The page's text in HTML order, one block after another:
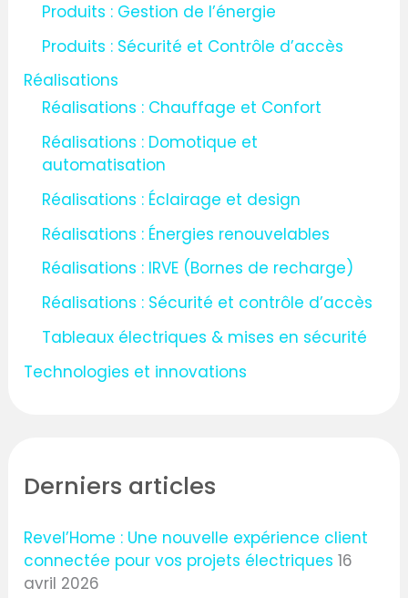
Produits : Gestion de l’énergie
Produits : Sécurité et Contrôle d’accès
Réalisations
Réalisations : Chauffage et Confort
Réalisations : Domotique et
automatisation
Réalisations : Éclairage et design
Réalisations : Énergies renouvelables
Réalisations : IRVE (Bornes de recharge)
Réalisations : Sécurité et contrôle d’accès
Tableaux électriques & mises en sécurité
Technologies et innovations
Derniers articles
Revel’Home : Une nouvelle expérience client
connectée pour vos projets électriques 16
avril 2026